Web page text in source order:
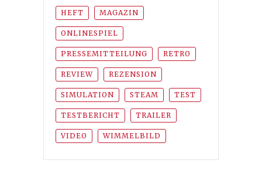
HEFT MAGAZIN
ONLINESPIEL
PRESSEMITTEILUNG RETRO
REVIEW REZENSION
SIMULATION STEAM TEST
TESTBERICHT TRAILER
VIDEO WIMMELBILD